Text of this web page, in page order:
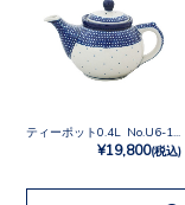
¥19,800(税込)